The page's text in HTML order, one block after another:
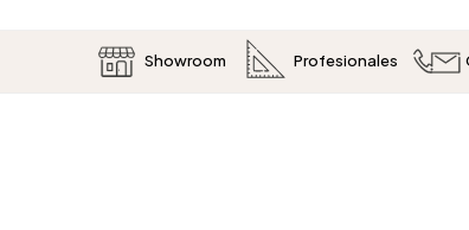
Showroom Profesionales